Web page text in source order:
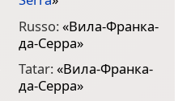
Russo:«Вила-Франка-
да-Серра»
Tatar:«Вила-Франка-
да-Серра»